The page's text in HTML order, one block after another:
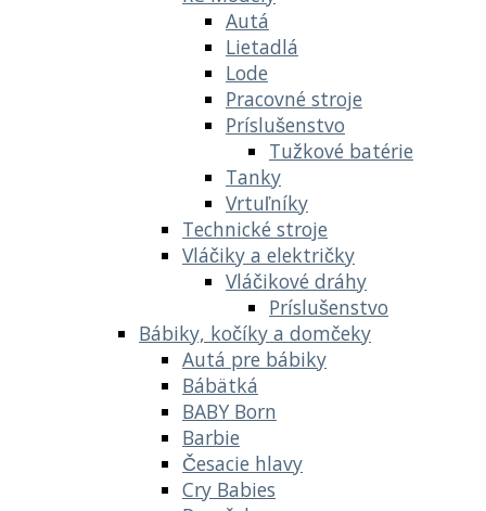
Autá
Lietadlá
Lode
Pracovné stroje
Príslušenstvo
Tužkové batérie
Tanky
Vrtuľníky
Technické stroje
Vláčiky a električky
Vláčikové dráhy
Príslušenstvo
Bábiky, kočíky a domčeky
Autá pre bábiky
Bábätká
BABY Born
Barbie
Česacie hlavy
Cry Babies